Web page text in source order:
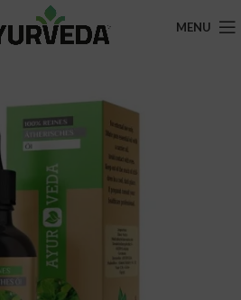
MENU